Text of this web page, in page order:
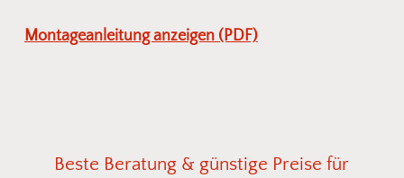
Montageanleitung anzeigen (PDF)
Beste Beratung & günstige Preise für